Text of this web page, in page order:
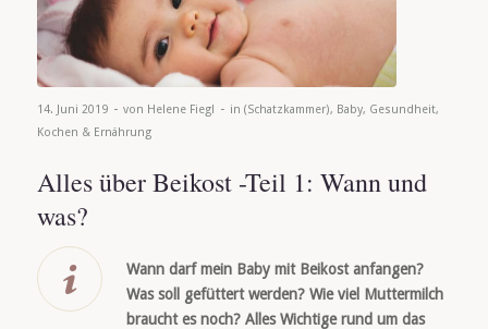
14. Juni 2019 - von Helene Fiegl - in (Schatzkammer), Baby, Gesundheit,
Kochen & Ernährung
Alles über Beikost -Teil 1: Wann und
was?
Wann darf mein Baby mit Beikost anfangen?
Was soll gefüttert werden? Wie viel Muttermilch
braucht es noch? Alles Wichtige rund um das